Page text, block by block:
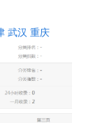
武汉 重庆